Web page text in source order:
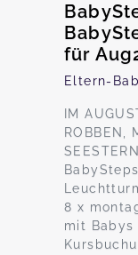
für
Eltern-
IM
ROBBEN,
8 x
mit Babys